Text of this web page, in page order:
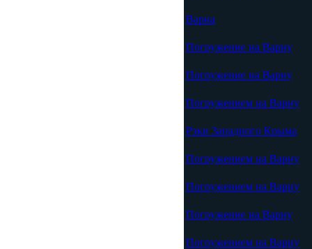
Варна
Погружение на Варну
Погружение на Варну
Погружением на Варну
Рэки Западного Крыма
Погружением на Варну
Погружением на Варну
Погружение на Варну
Погружением на Варну